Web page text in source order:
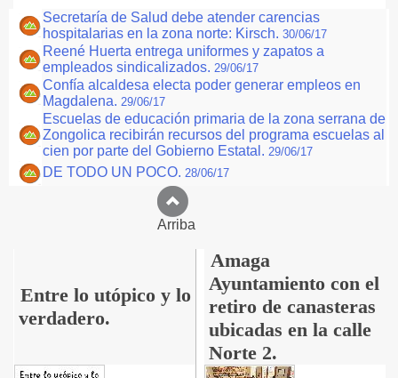
Secretaría de Salud debe atender carencias
hospitalarias en la zona norte: Kirsch. 30/06/17
Reené Huerta entrega uniformes y zapatos a
empleados sindicalizados. 29/06/17
Confía alcaldesa electa poder generar empleos en
Magdalena. 29/06/17
Escuelas de educación primaria de la zona serrana de
Zongolica recibirán recursos del programa escuelas al
cien por parte del Gobierno Estatal. 29/06/17
DE TODO UN POCO. 28/06/17
Arriba
Entre lo utópico y lo
verdadero.
Amaga
Ayuntamiento con el
retiro de canasteras
ubicadas en la calle
Norte 2.